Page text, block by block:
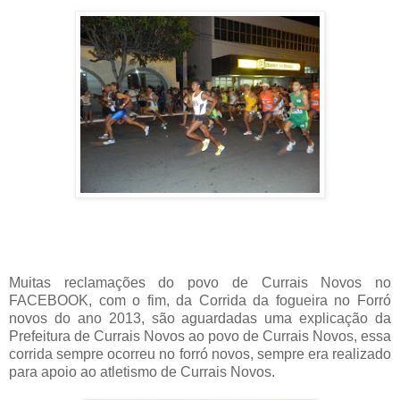
Muitas reclamações do povo de Currais Novos no
FACEBOOK, com o fim, da Corrida da fogueira no Forró
novos do ano 2013, são aguardadas uma explicação da
Prefeitura de Currais Novos ao povo de Currais Novos, essa
corrida sempre ocorreu no forró novos, sempre era realizado
para apoio ao atletismo de Currais Novos.